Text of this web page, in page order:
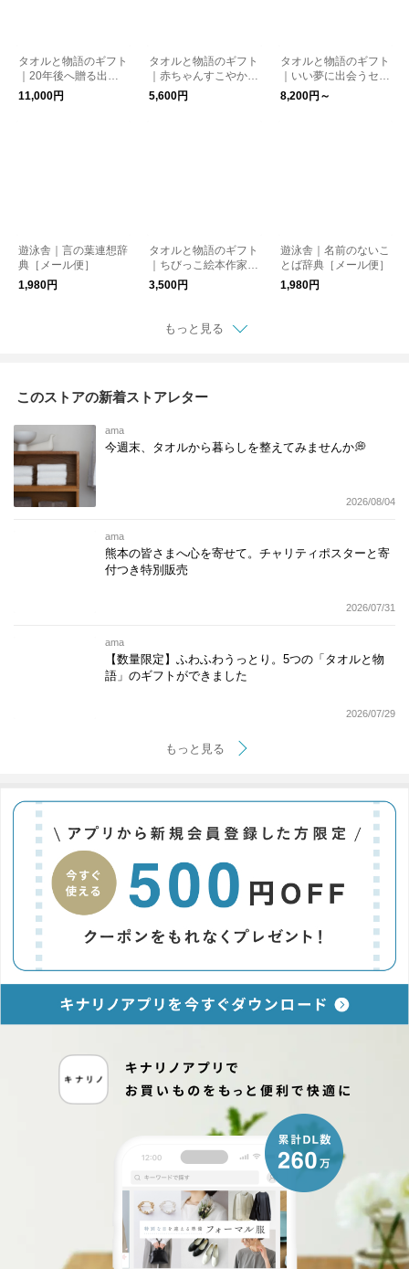
タオルと物語のギフト
｜20年後へ贈る出産
祝いセット（ラッピン
グ・ポストカード付）
11,000円
タオルと物語のギフト
｜赤ちゃんすこやかお
祝いセット（ラッピン
グ・ポストカード付）
5,600円
タオルと物語のギフト
｜いい夢に出会うセッ
ト（ラッピング・ポス
トカード付）【送料無
8,200円～
遊泳舎｜言の葉連想辞
典［メール便］
1,980円
タオルと物語のギフト
｜ちびっこ絵本作家セ
ット（ラッピング・ポ
ストカード付）【送料
3,500円
遊泳舎｜名前のないこ
とば辞典［メール便］
1,980円
もっと見る
このストアの新着ストアレター
ama
今週末、タオルから暮らしを整えてみませんか💭
2026/08/04
ama
熊本の皆さまへ心を寄せて。チャリティポスターと寄
付つき特別販売
2026/07/31
ama
【数量限定】ふわふわうっとり。5つの「タオルと物
語」のギフトができました
2026/07/29
もっと見る